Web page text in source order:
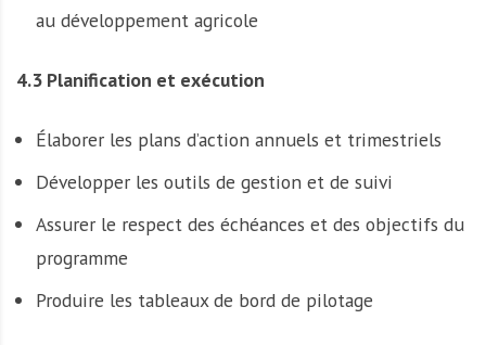
au développement agricole
4.3 Planification et exécution
Élaborer les plans d’action annuels et trimestriels
Développer les outils de gestion et de suivi
Assurer le respect des échéances et des objectifs du
programme
Produire les tableaux de bord de pilotage